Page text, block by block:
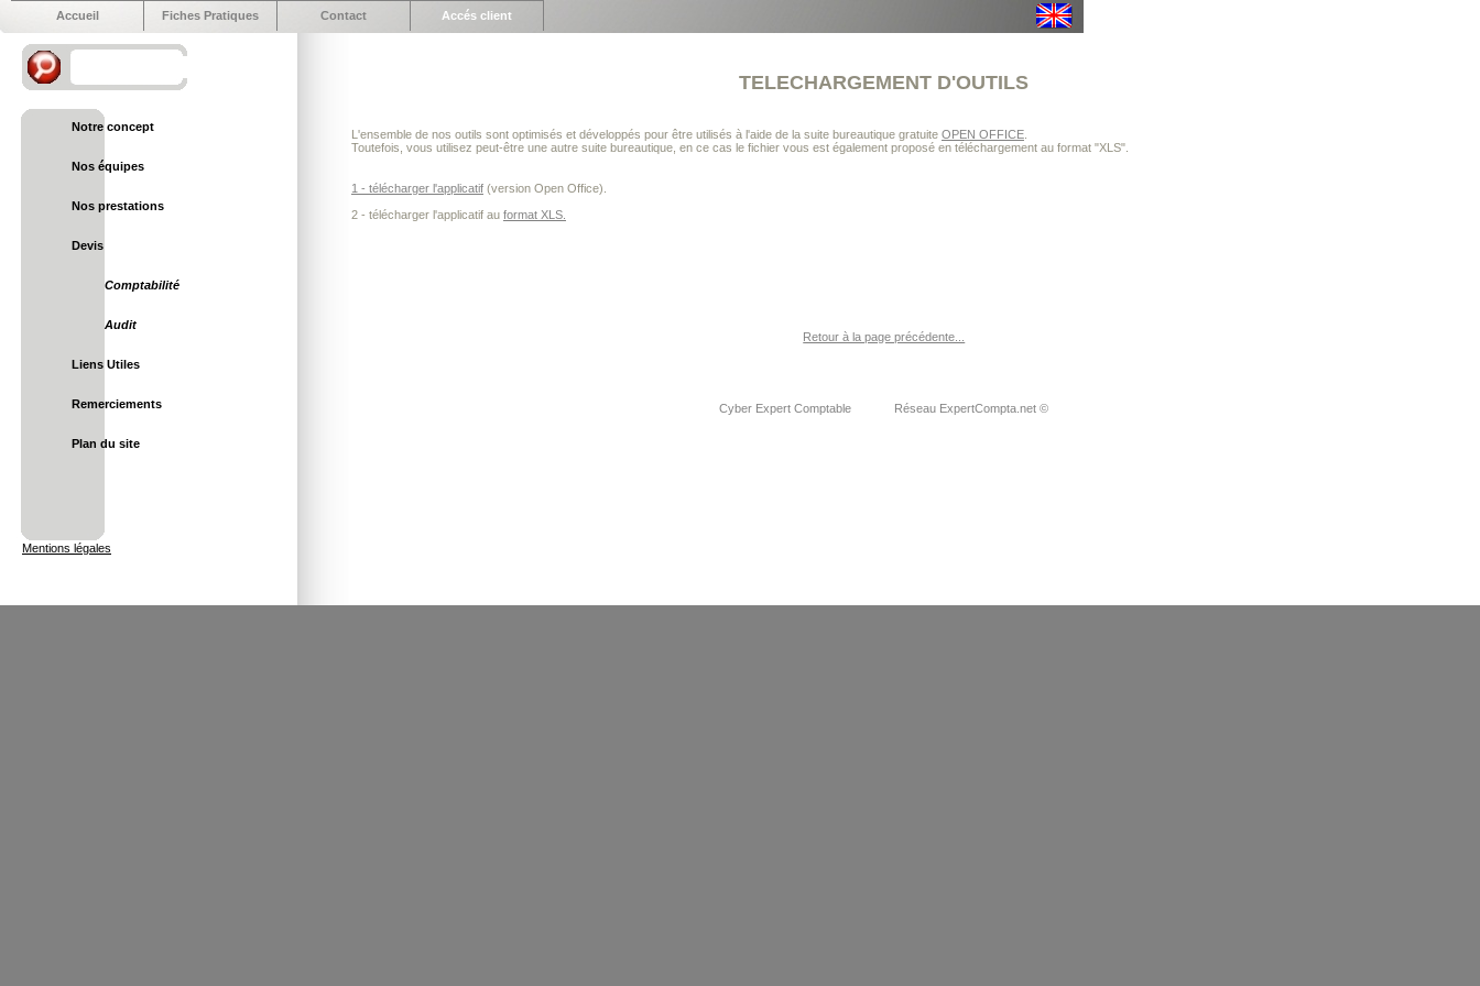
Accueil Fiches Pratiques Contact Accés client
Notre concept
Nos équipes
Nos prestations
Devis
Comptabilité
Audit
Liens Utiles
Remerciements
Plan du site
Mentions légales
TELECHARGEMENT D'OUTILS
L'ensemble de nos outils sont optimisés et développés pour être utilisés à l'aide de la suite bureautique gratuite OPEN OFFICE
Toutefois, vous utilisez peut-être une autre suite bureautique, en ce cas le fichier vous est également proposé en téléchargement au format "XLS".
1 - télécharger l'applicatif (version Open Office).
2 - télécharger l'applicatif au format XLS.
Retour à la page précédente...
Cyber Expert Comptable Réseau ExpertCompta.net ©